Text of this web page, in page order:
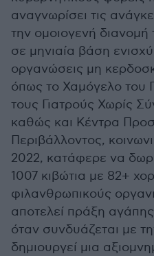
αναγνωρίσει τις
την ομοιογενή
σε μηνιαία βάση
οργανώσεις μη
όπως το Χαμόγελο του
τους Γιατρούς Χωρίς
καθώς και Κέντρα
Περιβάλλοντος,
2022, κατάφερε να
1007 κιβώτια με 82+
φιλανθρωπικούς
αποτελεί πράξη
όταν συνδυάζεται με
δημιουργεί μια